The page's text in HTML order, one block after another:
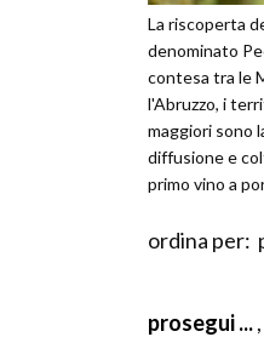
La riscoperta
denominato
contesa tra le
l'Abruzzo, i
maggiori sono
diffusione e
primo vino a
imbot
ordina per:
prosegui ...